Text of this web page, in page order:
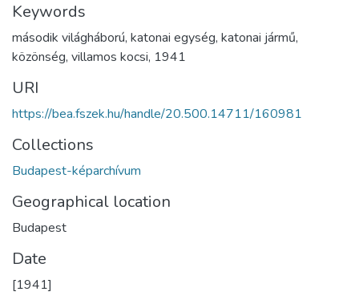
Keywords
második világháború, katonai egység, katonai jármű,
közönség, villamos kocsi, 1941
URI
https://bea.fszek.hu/handle/20.500.14711/160981
Collections
Budapest-képarchívum
Geographical location
Budapest
Date
[1941]